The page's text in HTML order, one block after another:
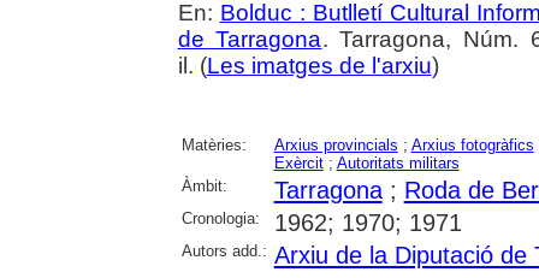
En: Bolduc : Butlletí Cultural
de Tarragona. Tarragona, Núm.
il. (Les imatges de l'arxiu)
Matèries: Arxius provincials ; Arxius fotogràfics
Exèrcit; Autoritats militars
Àmbit:
Tarragona; Roda de
Cronologia: 1962; 1970; 1971
Autors add.: Arxiu de la Diputació de